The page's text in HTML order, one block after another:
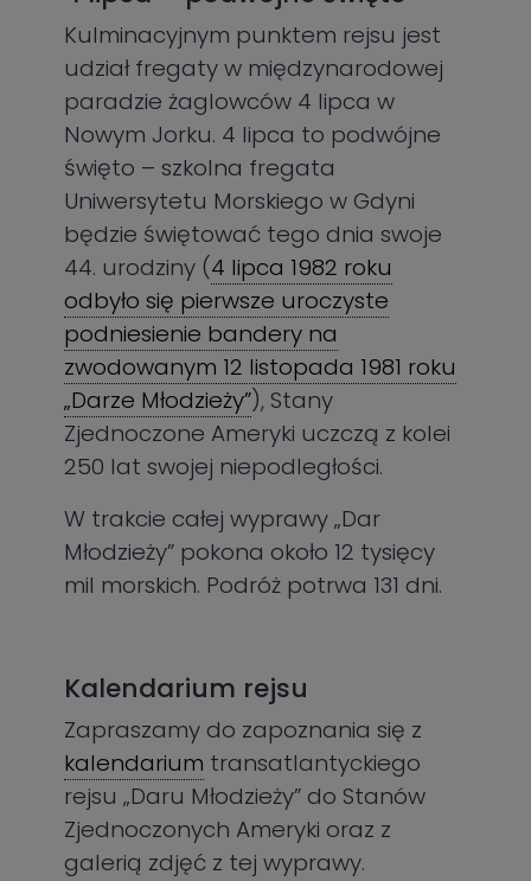
Kulminacyjnym punktem rejsu jest
udział fregaty w międzynarodowej
paradzie żaglowców 4 lipca w
Nowym Jorku. 4 lipca to podwójne
święto – szkolna fregata
Uniwersytetu Morskiego w Gdyni
będzie świętować tego dnia swoje
44. urodziny (4 lipca 1982 roku
odbyło się pierwsze uroczyste
podniesienie bandery na
zwodowanym 12 listopada 1981 roku
„Darze Młodzieży”), Stany
Zjednoczone Ameryki uczczą z kolei
250 lat swojej niepodległości.
W trakcie całej wyprawy „Dar
Młodzieży” pokona około 12 tysięcy
mil morskich. Podróż potrwa 131 dni.
Kalendarium rejsu
Zapraszamy do zapoznania się z
kalendarium transatlantyckiego
rejsu „Daru Młodzieży” do Stanów
Zjednoczonych Ameryki oraz z
galerią zdjęć z tej wyprawy.